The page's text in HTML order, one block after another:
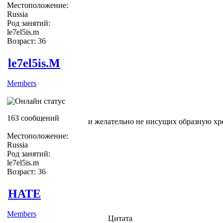
Местоположение:
Russia
Род занятий:
le7el5is.m
Возраст: 36
le7el5is.M
Members
163 сообщений
Местоположение:
Russia
Род занятий:
le7el5is.m
Возраст: 36
и желательно не нисущих образную
HATE
Members
Цитата